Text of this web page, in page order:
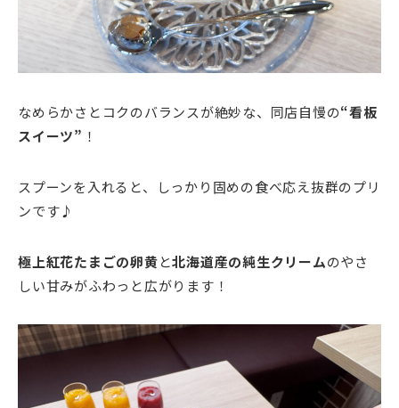
なめらかさとコクのバランスが絶妙な、同店自慢の“看板
スイーツ” ！
スプーンを入れると、しっかり固めの食べ応え抜群のプリ
ンです♪
極上紅花たまごの卵黄と北海道産の純生クリームのやさ
しい甘みがふわっと広がります！